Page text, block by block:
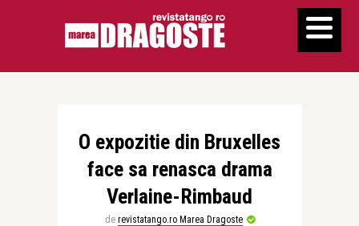
O expozitie din Bruxelles
face sa renasca drama
Verlaine-Rimbaud
de revistatango.ro Marea Dragoste